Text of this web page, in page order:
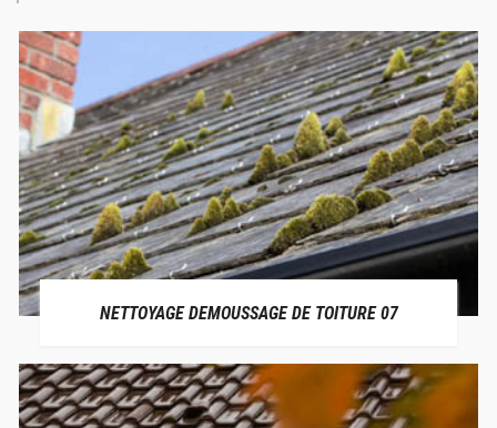
NETTOYAGE DEMOUSSAGE DE TOITURE 07